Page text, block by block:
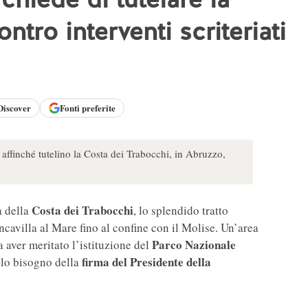
interventi scriteriati
Fonti preferite
tutelino la Costa dei Trabocchi, in Abruzzo,
della Costa dei Trabocchi, lo splendido tratto
al Mare fino al confine con il Molise. Un’area
aver meritato l’istituzione del Parco Nazionale
bisogno dellafirma del Presidente della